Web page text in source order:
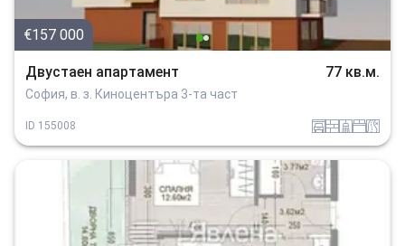
€157 000
Двустаен апартамент 77 кв.м.
София, в. з. Киноцентъра 3-та част
ID 155008 garajtuhla sanitarno_pomeshtenie spalniav_blizost_do_asfaltiran_put